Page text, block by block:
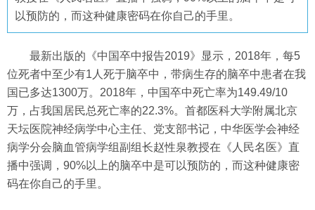
以预防的，而这种健康密码在你自己的手里。
最新出版的《中国卒中报告2019》显示，2018年，每5
位死者中至少有1人死于脑卒中，带病生存的脑卒中患者在我
国已多达1300万。2018年，中国卒中死亡率为149.49/10
万，占我国居民总死亡率的22.3%。首都医科大学附属北京
天坛医院神经病学中心主任、党支部书记，中华医学会神经
病学分会脑血管病学组副组长赵性泉教授在《人民名医》直
播中强调，90%以上的脑卒中是可以预防的，而这种健康密
码在你自己的手里。